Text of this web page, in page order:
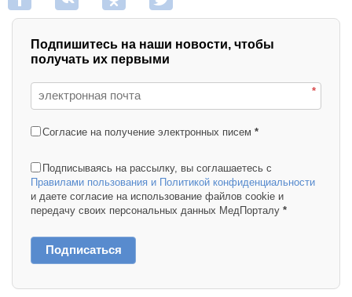
Подпишитесь на наши новости, чтобы
получать их первыми
*
Согласие на получение электронных писем *
Подписываясь на рассылку, вы соглашаетесь с
Правилами пользования и Политикой конфиденциальности
и даете согласие на использование файлов cookie и
передачу своих персональных данных МедПорталу *
Подписаться